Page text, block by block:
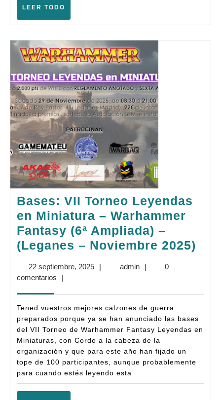
(Sexta
Ampliada)
–
(Ajalvir
–
Junio
2026)
LEER TODO
Bases: VII Torneo Leyendas
en Miniatura – Warhammer
Fantasy (6ª Ampliada) –
(Leganes – Noviembre 2025)
–
22 septiembre, 202522| adminadmin
|
0
comentarios
|
Tened vuestros mejores calzones de guerra
preparados porque ya se han anunciado las bases
del VII Torneo de Warhammer Fantasy Leyendas en
Miniaturas, con Cordo a la cabeza de la
organización y que para este año han fijado un
tope de 100 participantes, aunque probablemente
para cuando estés leyendo esta